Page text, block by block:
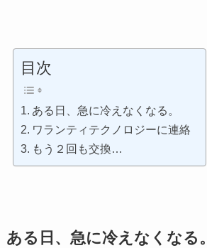
目次
ある日、急に冷えなくなる。
ワランティテクノロジーに連絡
もう２回も交換…
ある日、急に冷えなくなる。